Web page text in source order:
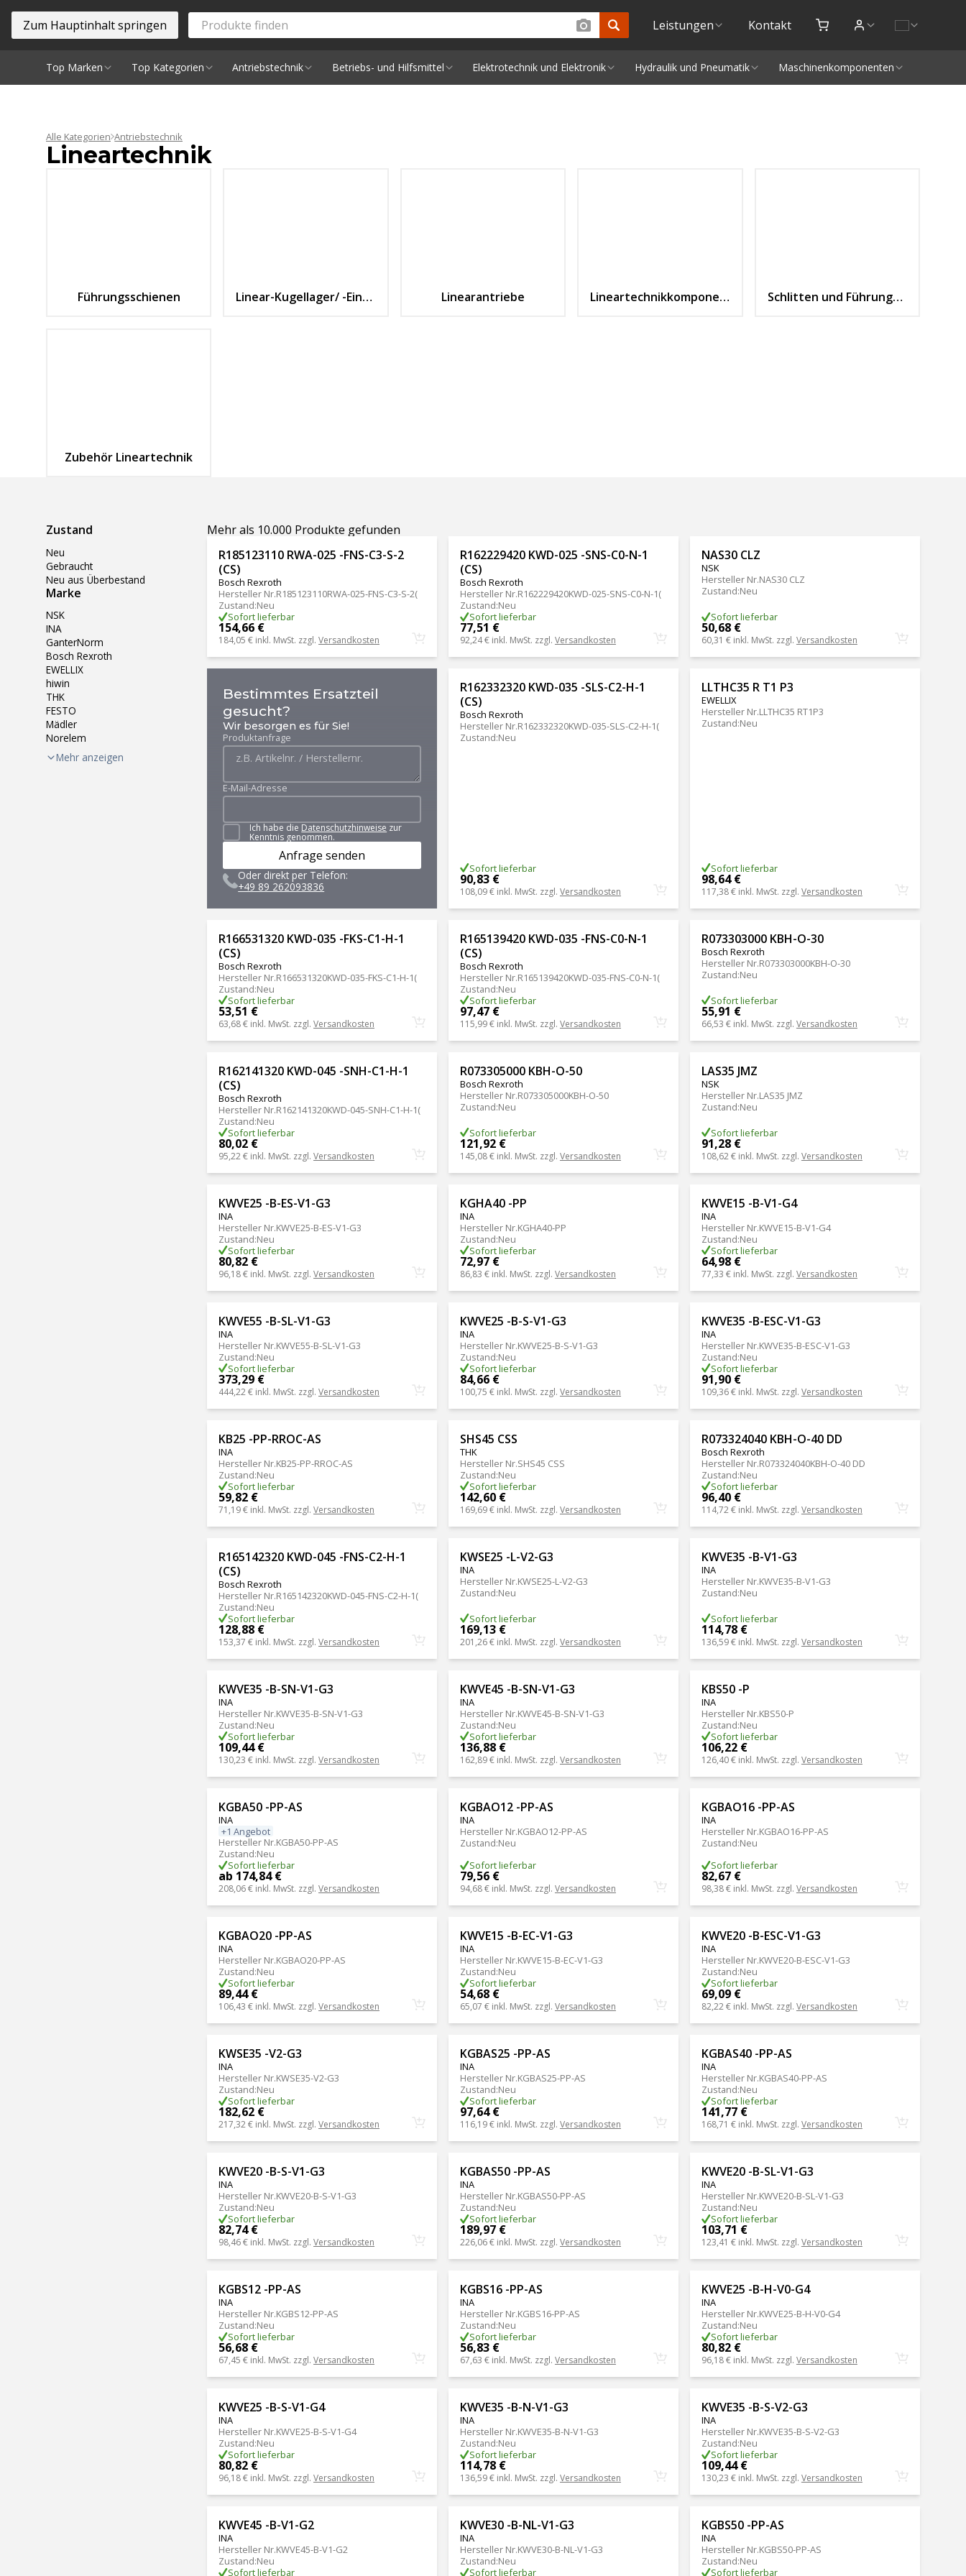
Zum Hauptinhalt springen Leistungen Kontakt
Top Marken Top Kategorien Antriebstechnik Betriebs- und Hilfsmittel Elektrotechnik und Elektronik Hydraulik und Pneumatik Maschinenkomponenten
Alle Kategorien Antriebstechnik
Lineartechnik
Führungsschienen Linear-Kugellager/ -Einheiten Linearantriebe Lineartechnikkomponenten Schlitten und Führungswägen
Zubehör Lineartechnik
Ergebnisse filtern
Zustand
Neu
Gebraucht
Neu aus Überbestand
Marke
NSK
INA
GanterNorm
Bosch Rexroth
EWELLIX
hiwin
THK
FESTO
Mädler
Norelem
Mehr anzeigen
Mehr als 10.000 Produkte gefunden
R185123110 RWA-025 -FNS-C3-S-2
(CS)
Bosch Rexroth
Hersteller Nr.R185123110RWA-025-FNS-C3-S-2(
Zustand:Neu
Sofort lieferbar
154,66 €
184,05 € inkl. MwSt. zzgl. Versandkosten
R162229420 KWD-025 -SNS-C0-N-1
(CS)
Bosch Rexroth
Hersteller Nr.R162229420KWD-025-SNS-C0-N-1(
Zustand:Neu
Sofort lieferbar
77,51 €
92,24 € inkl. MwSt. zzgl. Versandkosten
NAS30 CLZ
NSK
Hersteller Nr.NAS30 CLZ
Zustand:Neu
Sofort lieferbar
50,68 €
60,31 € inkl. MwSt. zzgl. Versandkosten
Bestimmtes Ersatzteil
gesucht?
Wir besorgen es für Sie!
Produktanfrage
E-Mail-Adresse
Ich habe die Datenschutzhinweise zur
Kenntnis genommen.
Anfrage senden
Oder direkt per Telefon:
+49 89 262093836
R162332320 KWD-035 -SLS-C2-H-1
(CS)
Bosch Rexroth
Hersteller Nr.R162332320KWD-035-SLS-C2-H-1(
Zustand:Neu
Sofort lieferbar
90,83 €
108,09 € inkl. MwSt. zzgl. Versandkosten
LLTHC35 R T1 P3
EWELLIX
Hersteller Nr.LLTHC35 RT1P3
Zustand:Neu
Sofort lieferbar
98,64 €
117,38 € inkl. MwSt. zzgl. Versandkosten
R166531320 KWD-035 -FKS-C1-H-1
(CS)
Bosch Rexroth
Hersteller Nr.R166531320KWD-035-FKS-C1-H-1(
Zustand:Neu
Sofort lieferbar
53,51 €
63,68 € inkl. MwSt. zzgl. Versandkosten
R165139420 KWD-035 -FNS-C0-N-1
(CS)
Bosch Rexroth
Hersteller Nr.R165139420KWD-035-FNS-C0-N-1(
Zustand:Neu
Sofort lieferbar
97,47 €
115,99 € inkl. MwSt. zzgl. Versandkosten
R073303000 KBH-O-30
Bosch Rexroth
Hersteller Nr.R073303000KBH-O-30
Zustand:Neu
Sofort lieferbar
55,91 €
66,53 € inkl. MwSt. zzgl. Versandkosten
R162141320 KWD-045 -SNH-C1-H-1
(CS)
Bosch Rexroth
Hersteller Nr.R162141320KWD-045-SNH-C1-H-1(
Zustand:Neu
Sofort lieferbar
80,02 €
95,22 € inkl. MwSt. zzgl. Versandkosten
R073305000 KBH-O-50
Bosch Rexroth
Hersteller Nr.R073305000KBH-O-50
Zustand:Neu
Sofort lieferbar
121,92 €
145,08 € inkl. MwSt. zzgl. Versandkosten
LAS35 JMZ
NSK
Hersteller Nr.LAS35 JMZ
Zustand:Neu
Sofort lieferbar
91,28 €
108,62 € inkl. MwSt. zzgl. Versandkosten
KWVE25 -B-ES-V1-G3
INA
Hersteller Nr.KWVE25-B-ES-V1-G3
Zustand:Neu
Sofort lieferbar
80,82 €
96,18 € inkl. MwSt. zzgl. Versandkosten
KGHA40 -PP
INA
Hersteller Nr.KGHA40-PP
Zustand:Neu
Sofort lieferbar
72,97 €
86,83 € inkl. MwSt. zzgl. Versandkosten
KWVE15 -B-V1-G4
INA
Hersteller Nr.KWVE15-B-V1-G4
Zustand:Neu
Sofort lieferbar
64,98 €
77,33 € inkl. MwSt. zzgl. Versandkosten
KWVE55 -B-SL-V1-G3
INA
Hersteller Nr.KWVE55-B-SL-V1-G3
Zustand:Neu
Sofort lieferbar
373,29 €
444,22 € inkl. MwSt. zzgl. Versandkosten
KWVE25 -B-S-V1-G3
INA
Hersteller Nr.KWVE25-B-S-V1-G3
Zustand:Neu
Sofort lieferbar
84,66 €
100,75 € inkl. MwSt. zzgl. Versandkosten
KWVE35 -B-ESC-V1-G3
INA
Hersteller Nr.KWVE35-B-ESC-V1-G3
Zustand:Neu
Sofort lieferbar
91,90 €
109,36 € inkl. MwSt. zzgl. Versandkosten
KB25 -PP-RROC-AS
INA
Hersteller Nr.KB25-PP-RROC-AS
Zustand:Neu
Sofort lieferbar
59,82 €
71,19 € inkl. MwSt. zzgl. Versandkosten
SHS45 CSS
THK
Hersteller Nr.SHS45 CSS
Zustand:Neu
Sofort lieferbar
142,60 €
169,69 € inkl. MwSt. zzgl. Versandkosten
R073324040 KBH-O-40 DD
Bosch Rexroth
Hersteller Nr.R073324040KBH-O-40 DD
Zustand:Neu
Sofort lieferbar
96,40 €
114,72 € inkl. MwSt. zzgl. Versandkosten
R165142320 KWD-045 -FNS-C2-H-1
(CS)
Bosch Rexroth
Hersteller Nr.R165142320KWD-045-FNS-C2-H-1(
Zustand:Neu
Sofort lieferbar
128,88 €
153,37 € inkl. MwSt. zzgl. Versandkosten
KWSE25 -L-V2-G3
INA
Hersteller Nr.KWSE25-L-V2-G3
Zustand:Neu
Sofort lieferbar
169,13 €
201,26 € inkl. MwSt. zzgl. Versandkosten
KWVE35 -B-V1-G3
INA
Hersteller Nr.KWVE35-B-V1-G3
Zustand:Neu
Sofort lieferbar
114,78 €
136,59 € inkl. MwSt. zzgl. Versandkosten
KWVE35 -B-SN-V1-G3
INA
Hersteller Nr.KWVE35-B-SN-V1-G3
Zustand:Neu
Sofort lieferbar
109,44 €
130,23 € inkl. MwSt. zzgl. Versandkosten
KWVE45 -B-SN-V1-G3
INA
Hersteller Nr.KWVE45-B-SN-V1-G3
Zustand:Neu
Sofort lieferbar
136,88 €
162,89 € inkl. MwSt. zzgl. Versandkosten
KBS50 -P
INA
Hersteller Nr.KBS50-P
Zustand:Neu
Sofort lieferbar
106,22 €
126,40 € inkl. MwSt. zzgl. Versandkosten
KGBA50 -PP-AS
INA
+1 Angebot
Hersteller Nr.KGBA50-PP-AS
Zustand:Neu
Sofort lieferbar
ab 174,84 €
208,06 € inkl. MwSt. zzgl. Versandkosten
KGBAO12 -PP-AS
INA
Hersteller Nr.KGBAO12-PP-AS
Zustand:Neu
Sofort lieferbar
79,56 €
94,68 € inkl. MwSt. zzgl. Versandkosten
KGBAO16 -PP-AS
INA
Hersteller Nr.KGBAO16-PP-AS
Zustand:Neu
Sofort lieferbar
82,67 €
98,38 € inkl. MwSt. zzgl. Versandkosten
KGBAO20 -PP-AS
INA
Hersteller Nr.KGBAO20-PP-AS
Zustand:Neu
Sofort lieferbar
89,44 €
106,43 € inkl. MwSt. zzgl. Versandkosten
KWVE15 -B-EC-V1-G3
INA
Hersteller Nr.KWVE15-B-EC-V1-G3
Zustand:Neu
Sofort lieferbar
54,68 €
65,07 € inkl. MwSt. zzgl. Versandkosten
KWVE20 -B-ESC-V1-G3
INA
Hersteller Nr.KWVE20-B-ESC-V1-G3
Zustand:Neu
Sofort lieferbar
69,09 €
82,22 € inkl. MwSt. zzgl. Versandkosten
KWSE35 -V2-G3
INA
Hersteller Nr.KWSE35-V2-G3
Zustand:Neu
Sofort lieferbar
182,62 €
217,32 € inkl. MwSt. zzgl. Versandkosten
KGBAS25 -PP-AS
INA
Hersteller Nr.KGBAS25-PP-AS
Zustand:Neu
Sofort lieferbar
97,64 €
116,19 € inkl. MwSt. zzgl. Versandkosten
KGBAS40 -PP-AS
INA
Hersteller Nr.KGBAS40-PP-AS
Zustand:Neu
Sofort lieferbar
141,77 €
168,71 € inkl. MwSt. zzgl. Versandkosten
KWVE20 -B-S-V1-G3
INA
Hersteller Nr.KWVE20-B-S-V1-G3
Zustand:Neu
Sofort lieferbar
82,74 €
98,46 € inkl. MwSt. zzgl. Versandkosten
KGBAS50 -PP-AS
INA
Hersteller Nr.KGBAS50-PP-AS
Zustand:Neu
Sofort lieferbar
189,97 €
226,06 € inkl. MwSt. zzgl. Versandkosten
KWVE20 -B-SL-V1-G3
INA
Hersteller Nr.KWVE20-B-SL-V1-G3
Zustand:Neu
Sofort lieferbar
103,71 €
123,41 € inkl. MwSt. zzgl. Versandkosten
KGBS12 -PP-AS
INA
Hersteller Nr.KGBS12-PP-AS
Zustand:Neu
Sofort lieferbar
56,68 €
67,45 € inkl. MwSt. zzgl. Versandkosten
KGBS16 -PP-AS
INA
Hersteller Nr.KGBS16-PP-AS
Zustand:Neu
Sofort lieferbar
56,83 €
67,63 € inkl. MwSt. zzgl. Versandkosten
KWVE25 -B-H-V0-G4
INA
Hersteller Nr.KWVE25-B-H-V0-G4
Zustand:Neu
Sofort lieferbar
80,82 €
96,18 € inkl. MwSt. zzgl. Versandkosten
KWVE25 -B-S-V1-G4
INA
Hersteller Nr.KWVE25-B-S-V1-G4
Zustand:Neu
Sofort lieferbar
80,82 €
96,18 € inkl. MwSt. zzgl. Versandkosten
KWVE35 -B-N-V1-G3
INA
Hersteller Nr.KWVE35-B-N-V1-G3
Zustand:Neu
Sofort lieferbar
114,78 €
136,59 € inkl. MwSt. zzgl. Versandkosten
KWVE35 -B-S-V2-G3
INA
Hersteller Nr.KWVE35-B-S-V2-G3
Zustand:Neu
Sofort lieferbar
109,44 €
130,23 € inkl. MwSt. zzgl. Versandkosten
KWVE45 -B-V1-G2
INA
Hersteller Nr.KWVE45-B-V1-G2
Zustand:Neu
Sofort lieferbar
KWVE30 -B-NL-V1-G3
INA
Hersteller Nr.KWVE30-B-NL-V1-G3
Zustand:Neu
Sofort lieferbar
KGBS50 -PP-AS
INA
Hersteller Nr.KGBS50-PP-AS
Zustand:Neu
Sofort lieferbar